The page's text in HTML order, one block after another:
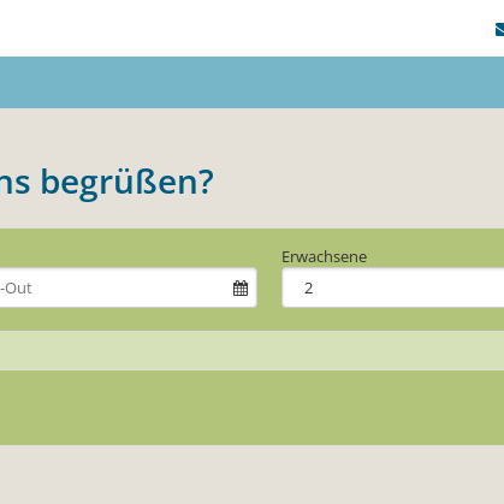
begrüßen?
Erwachsene